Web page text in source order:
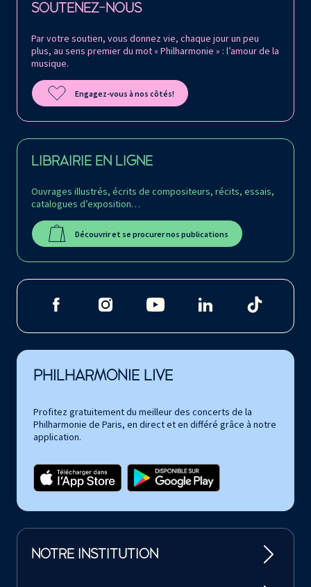
SOUTENEZ-NOUS
Par votre soutien, vous donnez vie, chaque jour un peu
plus, au sens premier du mot « Philharmonie » : l’amour de la
musique.
Engagez-vous à nos côtés!
LIBRAIRIE EN LIGNE
Ouvrages illustrés, écrits de compositeurs, récits, essais,
catalogues d’exposition…
Découvrir et se procurer nos publications
PHILHARMONIE LIVE
Profitez gratuitement du meilleur des concerts de la
Philharmonie de Paris, en direct et en différé grâce à notre
application.
NOTRE INSTITUTION